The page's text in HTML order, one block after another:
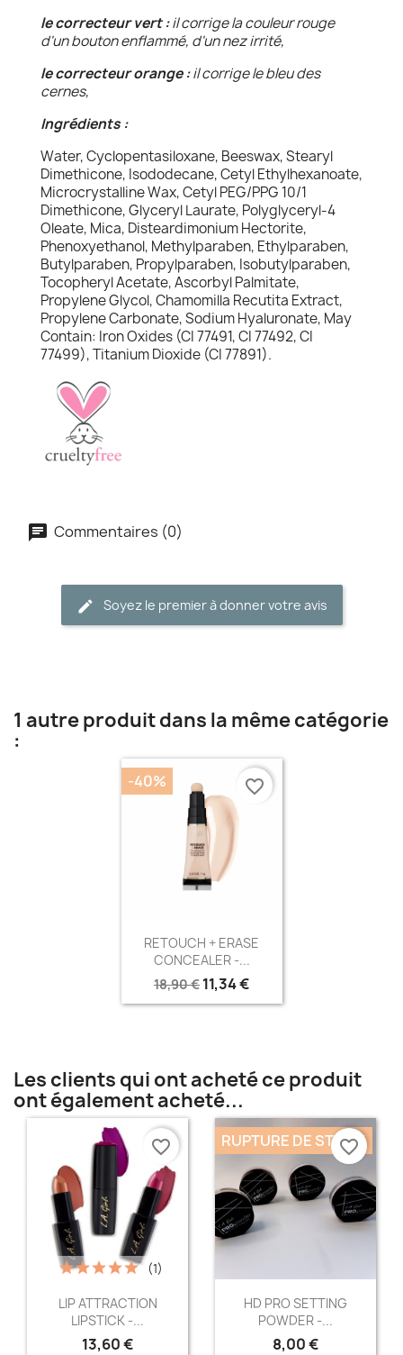
le correcteur vert :il corrige la couleur rouge
d'un bouton enflammé, d'un nez irrité,
le correcteur orange :il corrige le bleu des
cernes,
Ingrédients :
Water, Cyclopentasiloxane, Beeswax, Stearyl
Dimethicone, Isododecane, Cetyl Ethylhexanoate,
Microcrystalline Wax, Cetyl PEG/PPG 10/1
Dimethicone, Glyceryl Laurate, Polyglyceryl-4
Oleate, Mica, Disteardimonium Hectorite,
Phenoxyethanol, Methylparaben, Ethylparaben,
Butylparaben, Propylparaben, Isobutylparaben,
Tocopheryl Acetate, Ascorbyl Palmitate,
Propylene Glycol, Chamomilla Recutita Extract,
Propylene Carbonate, Sodium Hyaluronate, May
Contain: Iron Oxides (CI 77491, CI 77492, CI
77499), Titanium Dioxide (CI 77891).
Commentaires (0)
Soyez le premier à donner votre avis
1 autre produit dans la même catégorie
:
Aperçu rapide
RETOUCH + ERASE
CONCEALER -...
18,90 € 11,34 €
-40% favorite_border
Les clients qui ont acheté ce produit
ont également acheté...
Aperçu rapide
+5
LIP ATTRACTION
LIPSTICK -...
13,60 €
(1)
favorite_border
Aperçu rapide
HD PRO SETTING
POWDER -...
8,00 €
RUPTURE DE STOCK
favorite_border